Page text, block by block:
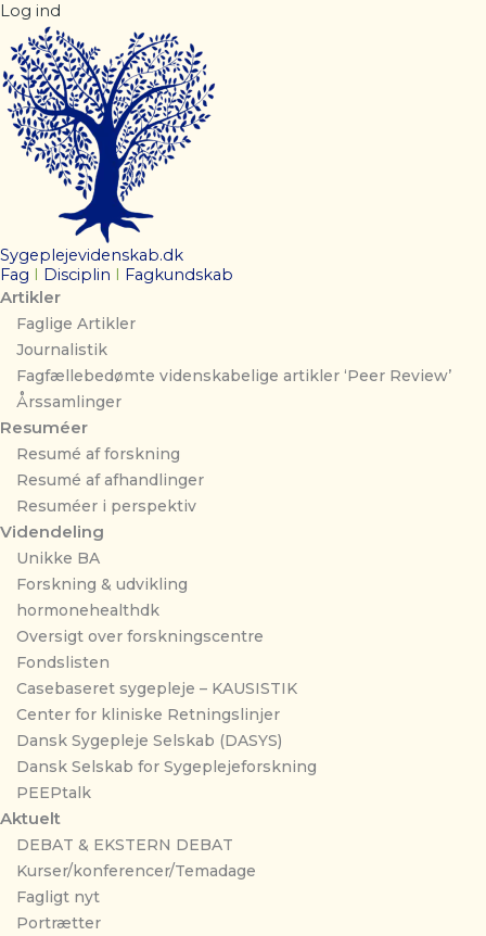
Log ind
Sygeplejevidenskab.dk
Fag
Disciplin Fagkundskab
Artikler
Faglige Artikler
Journalistik
Fagfællebedømte videnskabelige artikler ‘Peer Review’
Årssamlinger
Resuméer
Resumé af forskning
Resumé af afhandlinger
Resuméer i perspektiv
Videndeling
Unikke BA
Forskning & udvikling
hormonehealthdk
Oversigt over forskningscentre
Fondslisten
Casebaseret sygepleje – KAUSISTIK
Center for kliniske Retningslinjer
Dansk Sygepleje Selskab (DASYS)
Dansk Selskab for Sygeplejeforskning
PEEPtalk
Aktuelt
DEBAT & EKSTERN DEBAT
Kurser/konferencer/Temadage
Fagligt nyt
Portrætter